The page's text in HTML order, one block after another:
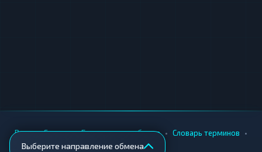
Выберите направление обмена
Вики • Города • Безопасность обмена • Словарь терминов •
AML-проверка